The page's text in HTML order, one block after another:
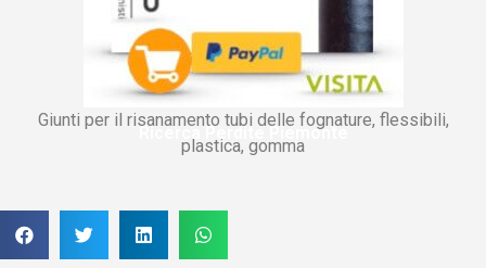
Giunti per il risanamento tubi delle fognature, flessibili,
plastica, gomma
Ricerca Perdite Piemonte